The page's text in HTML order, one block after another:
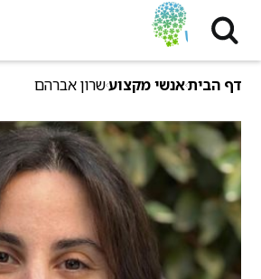
דף הביתאנשי מקצועשרון אברהם